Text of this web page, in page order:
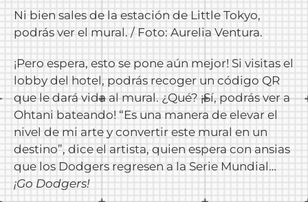
Ni bien sales de la estación de Little Tokyo,
podrás ver el mural. / Foto: Aurelia Ventura.
¡Pero espera, esto se pone aún mejor! Si visitas el
lobby del hotel, podrás recoger un código QR
que le dará vida al mural. ¿Qué? ¡Sí, podrás ver a
Ohtani bateando! “Es una manera de elevar el
nivel de mi arte y convertir este mural en un
destino”, dice el artista, quien espera con ansias
que los Dodgers regresen a la Serie Mundial…
¡Go Dodgers!